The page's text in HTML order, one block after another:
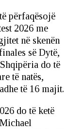
përfaqësojë
2026 me
në skenën
së Dytë,
do të
të natës,
të 16 majit.
do të ketë